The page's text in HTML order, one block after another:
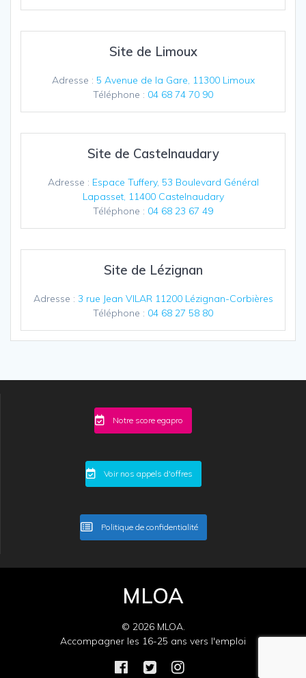
Site de Limoux
Adresse : 5 Avenue de la Gare, 11300 Limoux
Téléphone : 04 68 74 70 90
Site de Castelnaudary
Adresse : Espace Tuffery, 53 Boulevard Général
Lapasset, 11400 Castelnaudary
Téléphone : 04 68 23 67 49
Site de Lézignan
Adresse : 3 rue Jean VILAR 11200 Lézignan-Corbières
Téléphone : 04 68 27 58 80
Notre score egapro
Voir nos appels d'offres
Politique de confidentialité
MLOA
© 2026 MLOA.
Accompagner les 16-25 ans vers l'emploi